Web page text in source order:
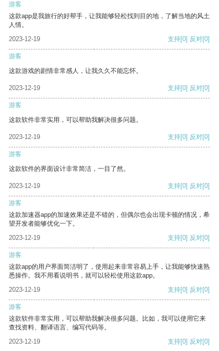
游客
这款app是我旅行的好帮手，让我能够轻松找到目的地，了解当地的风土
人情。
2023-12-19
支持[0] 反对[0]
游客
这款游戏的剧情非常感人，让我久久不能忘怀。
2023-12-19 支持[0] 反对[0]
游客
这款软件非常实用，可以帮助我解决很多问题。
2023-12-19 支持[0] 反对[0]
游客
这款软件的界面设计非常简洁，一目了然。
2023-12-19 支持[0] 反对[0]
游客
这款加速器app的加速效果还是不错的，但偶尔也会出现卡顿的情况，希
望开发者能够优化一下。
2023-12-19
支持[0] 反对[0]
游客
这款app的用户界面简洁明了，使用起来非常容易上手，让我能够快速熟
悉操作。我不用看说明书，就可以轻松使用这款app。
2023-12-19
支持[0] 反对[0]
游客
这款软件非常实用，可以帮助我解决很多问题。比如，我可以使用它来
查找资料、翻译语言、编写代码等。
2023-12-19
支持[0] 反对[0]